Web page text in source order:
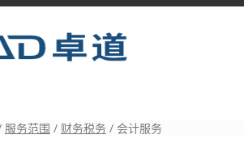
服务范围 / 财务税务 / 会计服务